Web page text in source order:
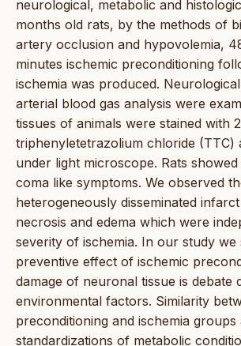
neurological, metabolic and
months old rats, by the methods of
artery occlusion and hypovolemia,
minutes ischemic preconditioning
ischemia was produced.
arterial blood gas analysis were
tissues of animals were stained with
triphenyletetrazolium chloride (TTC)
under light microscope. Rats showed
coma like symptoms. We observed
heterogeneously disseminated
necrosis and edema which were
severity of ischemia. In our study we
preventive effect of ischemic
damage of neuronal tissue is debate
environmental factors. Similarity
preconditioning and ischemia
standardizations of metabolic